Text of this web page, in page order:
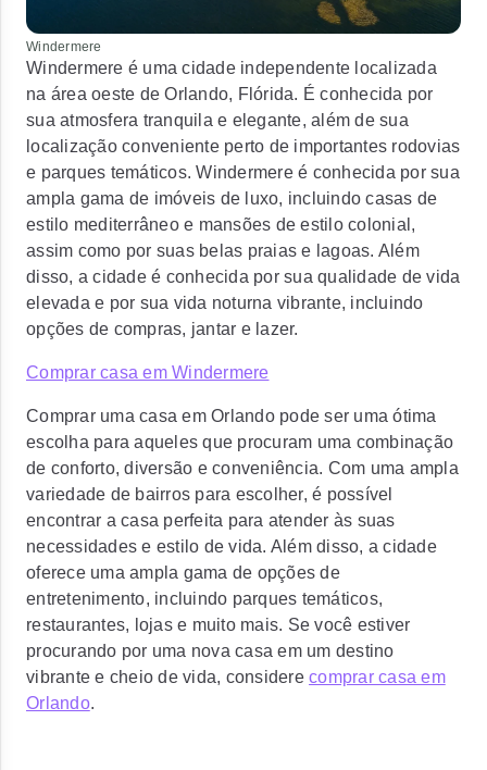
Windermere
Windermere é uma cidade independente localizada
na área oeste de Orlando, Flórida. É conhecida por
sua atmosfera tranquila e elegante, além de sua
localização conveniente perto de importantes rodovias
e parques temáticos. Windermere é conhecida por sua
ampla gama de imóveis de luxo, incluindo casas de
estilo mediterrâneo e mansões de estilo colonial,
assim como por suas belas praias e lagoas. Além
disso, a cidade é conhecida por sua qualidade de vida
elevada e por sua vida noturna vibrante, incluindo
opções de compras, jantar e lazer.
Comprar casa em Windermere
Comprar uma casa em Orlando pode ser uma ótima
escolha para aqueles que procuram uma combinação
de conforto, diversão e conveniência. Com uma ampla
variedade de bairros para escolher, é possível
encontrar a casa perfeita para atender às suas
necessidades e estilo de vida. Além disso, a cidade
oferece uma ampla gama de opções de
entretenimento, incluindo parques temáticos,
restaurantes, lojas e muito mais. Se você estiver
procurando por uma nova casa em um destino
vibrante e cheio de vida, considere comprar casa em
Orlando.